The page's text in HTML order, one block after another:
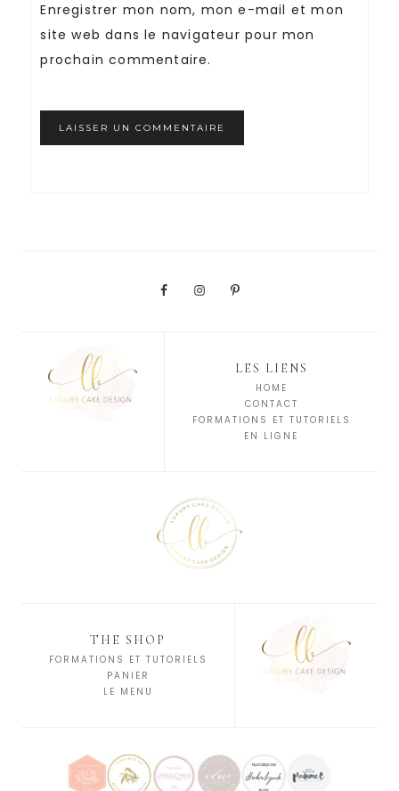
Enregistrer mon nom, mon e-mail et mon
site web dans le navigateur pour mon
prochain commentaire.
LES LIENS
HOME
CONTACT
FORMATIONS ET TUTORIELS
EN LIGNE
THE SHOP
FORMATIONS ET TUTORIELS
PANIER
LE MENU